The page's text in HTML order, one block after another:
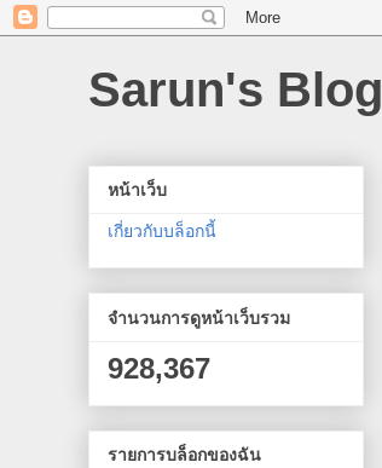
Sarun's Blog
หน้าเว็บ
เกี่ยวกับบล็อกนี้
จำนวนการดูหน้าเว็บรวม
928,367
รายการบล็อกของฉัน